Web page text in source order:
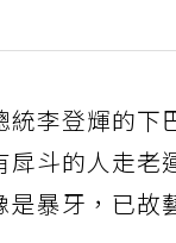
統李登輝的下
戽斗的人走老
是暴牙，已故